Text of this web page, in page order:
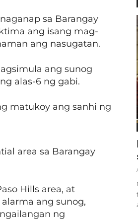
sa Barangay
ang isang mag-
ang nasugatan.
ang sunog
alas-6 ng gabi.
matukoy ang sanhi ng
area sa Barangay
Hills area, at
ang sunog,
ng